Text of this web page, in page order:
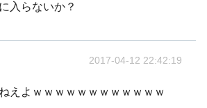
入らないか？
2017-04-12 22:42:19
えよｗｗｗｗｗｗｗｗｗｗｗｗ